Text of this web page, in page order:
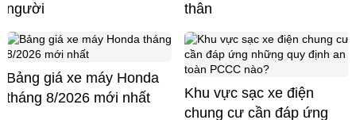
người
thân
Bảng giá xe máy Honda
tháng 8/2026 mới nhất
Khu vực sạc xe điện
chung cư cần đáp ứng